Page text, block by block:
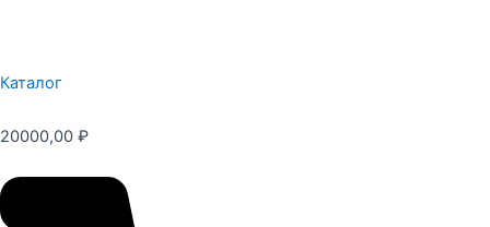
Каталог
20000,00 ₽